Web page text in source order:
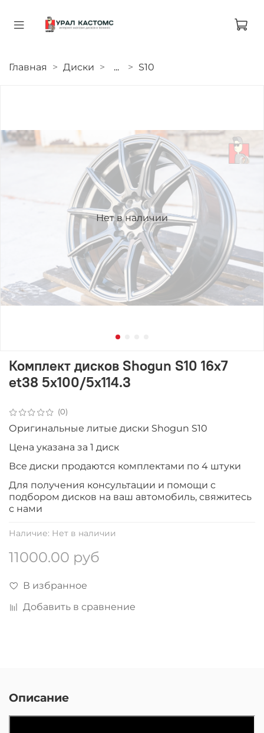
Главная Диски ... S10
Нет в наличии
(0)
Наличие: Нет в наличии
Комплект дисков Shogun S10 16x7
et38 5x100/5x114.3
11000.00 руб
В избранное
Добавить в сравнение
Оригинальные литые диски Shogun S10
Цена указана за 1 диск
Все диски продаются комплектами по 4 штуки
Для получения консультации и помощи с
подбором дисков на ваш автомобиль, свяжитесь
с нами
Описание